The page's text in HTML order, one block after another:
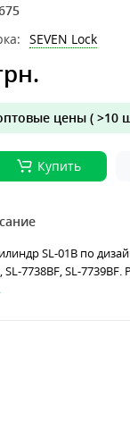
SEVEN Lock
цены ( >10
Купить
SL-01B по
SL-7738BF, SL-